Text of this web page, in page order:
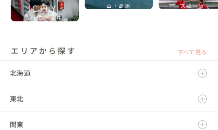
CITY
レトロ・街中
山・高原 スポーツ
エリアから探す すべて見る
北海道
北海道
東北
青森県
関東